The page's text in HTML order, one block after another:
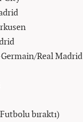
Real Madrid
bıraktı)